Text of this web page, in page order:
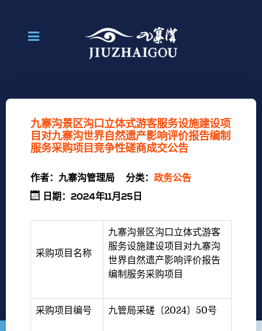
九寨沟景区沟口立体式游客服务设施建设项
目对九寨沟世界自然遗产影响评价报告编制
服务采购项目竞争性磋商成交公告
作者： 九寨沟管理局 分类： 政务公告
日期：2024年11月25日
采购项目名称
九寨沟景区沟口立体式游客
服务设施建设项目对九寨沟
世界自然遗产影响评价报告
编制服务采购项目
采购项目编号 九管局采磋〔2024〕50号